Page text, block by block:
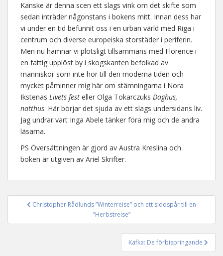
Kanske är denna scen ett slags vink om det skifte som
sedan inträder någonstans i bokens mitt. Innan dess har
vi under en tid befunnit oss i en urban värld med Riga i
centrum och diverse europeiska storstäder i periferin.
Men nu hamnar vi plötsligt tillsammans med Florence i
en fattig upplöst by i skogskanten befolkad av
människor som inte hör till den moderna tiden och
mycket påminner mig här om stämningarna i Nora
Ikstenas Livets fest eller Olga Tokarczuks Daghus,
natthus. Här börjar det sjuda av ett slags undersidans liv.
Jag undrar vart Inga Abele tänker föra mig och de andra
läsarna.
PS Översättningen är gjord av Austra Kreslina och
boken är utgiven av Ariel Skrifter.
Inläggsnavigering
Christopher Rådlunds ”Winterreise” och ett sidospår till en
”Herbstreise”
Kafka: De förbispringande